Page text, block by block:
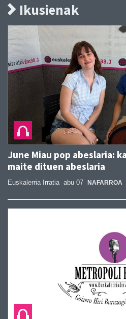
Ikusienak
June Miau pop abeslaria:
maite dituen abeslaria
Euskalerria Irratia abu 07 NAFARROA